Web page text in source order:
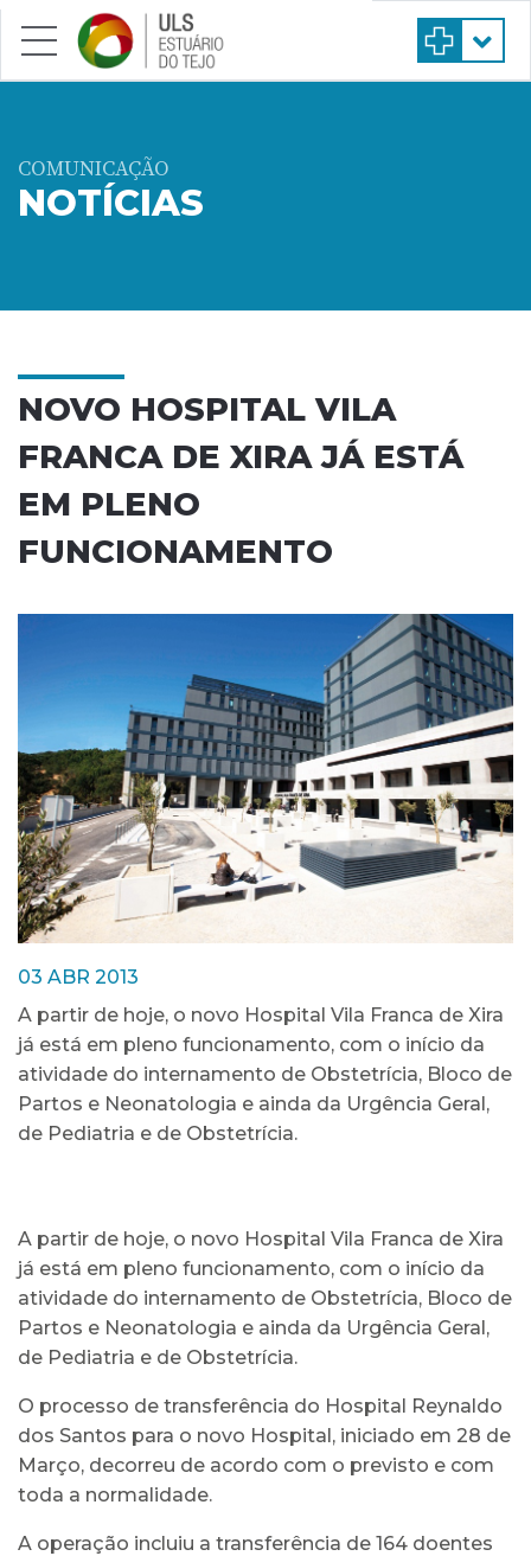
Saltar para conteúdo principal
COMUNICAÇÃO
NOTÍCIAS
NOVO HOSPITAL VILA
FRANCA DE XIRA JÁ ESTÁ
EM PLENO
FUNCIONAMENTO
03 ABR 2013
A partir de hoje, o novo Hospital Vila Franca de Xira
já está em pleno funcionamento, com o início da
atividade do internamento de Obstetrícia, Bloco de
Partos e Neonatologia e ainda da Urgência Geral,
de Pediatria e de Obstetrícia.
A partir de hoje, o novo Hospital Vila Franca de Xira
já está em pleno funcionamento, com o início da
atividade do internamento de Obstetrícia, Bloco de
Partos e Neonatologia e ainda da Urgência Geral,
de Pediatria e de Obstetrícia.
O processo de transferência do Hospital Reynaldo
dos Santos para o novo Hospital, iniciado em 28 de
Março, decorreu de acordo com o previsto e com
toda a normalidade.
A operação incluiu a transferência de 164 doentes